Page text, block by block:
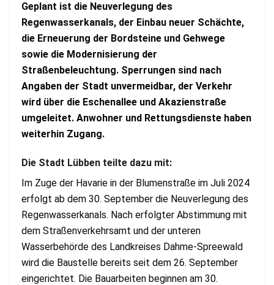
Geplant ist die Neuverlegung des
Regenwasserkanals, der Einbau neuer Schächte,
die Erneuerung der Bordsteine und Gehwege
sowie die Modernisierung der
Straßenbeleuchtung. Sperrungen sind nach
Angaben der Stadt unvermeidbar, der Verkehr
wird über die Eschenallee und Akazienstraße
umgeleitet. Anwohner und Rettungsdienste haben
weiterhin Zugang.
Die Stadt Lübben teilte dazu mit:
Im Zuge der Havarie in der Blumenstraße im Juli 2024
erfolgt ab dem 30. September die Neuverlegung des
Regenwasserkanals. Nach erfolgter Abstimmung mit
dem Straßenverkehrsamt und der unteren
Wasserbehörde des Landkreises Dahme-Spreewald
wird die Baustelle bereits seit dem 26. September
eingerichtet. Die Bauarbeiten beginnen am 30.